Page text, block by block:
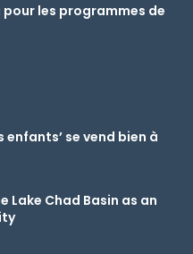
pour les programmes de
enfants’ se vend bien à
Lake Chad Basin as an